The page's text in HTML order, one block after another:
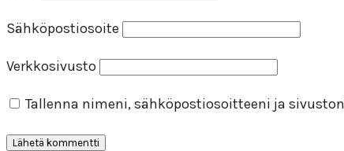
Sähköpostiosoite
Verkkosivusto
Tallenna nimeni, sähköpostiosoitteeni ja